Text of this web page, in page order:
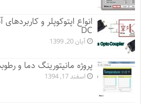
DC
آبان 20, 1399
پروژه مانيتورينگ دما و
اسفند 17, 1394